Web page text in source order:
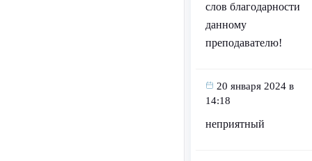
слов благодарности
данному
преподавателю!
20 января 2024 в
14:18
неприятный